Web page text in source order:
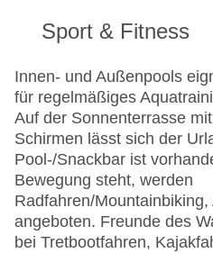
Sport & Fitness
Innen- und Außenpools
für regelmäßiges
Auf der Sonnenterrasse
Schirmen lässt sich der
Pool-/Snackbar ist
Bewegung steht, werden
Radfahren/
angeboten. Freunde des
bei Tretbootfahren,